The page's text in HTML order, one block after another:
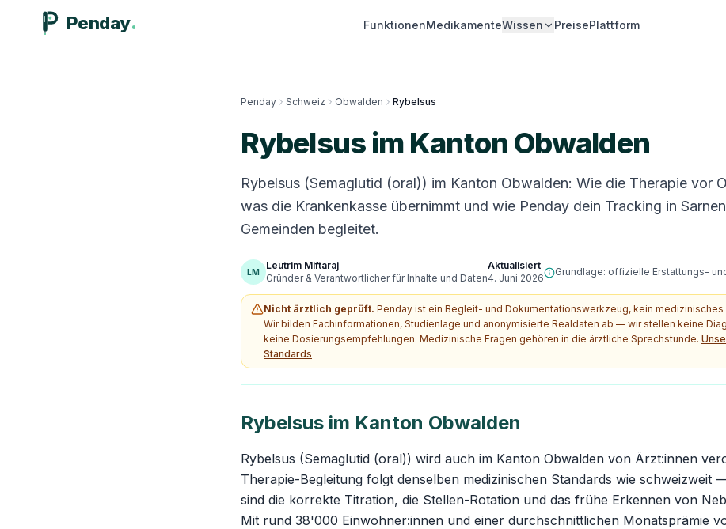
Penday FunktionenMedikamenteWissen PreisePlattform
Penday Schweiz Obwalden Rybelsus
Rybelsus im Kanton Obwalden
Rybelsus (Semaglutid (oral)) im Kanton Obwalden: Wie die Therapie vor
was die Krankenkasse übernimmt und wie Penday dein Tracking in
Gemeinden begleitet.
LM
Leutrim Miftaraj
Gründer & Verantwortlicher für Inhalte und Daten
Aktualisiert
4. Juni 2026
Grundlage: offizielle Erstattungs-
Nicht ärztlich geprüft. Penday ist ein Begleit- und Dokumentationswerkzeug, kein medizinisches
Wir bilden Fachinformationen, Studienlage und anonymisierte Realdaten ab — wir stellen keine
keine Dosierungsempfehlungen. Medizinische Fragen gehören in die ärztliche Sprechstunde.
Standards
Rybelsus im Kanton Obwalden
Rybelsus (Semaglutid (oral)) wird auch im Kanton Obwalden von Ärzt:innen
Therapie-Begleitung folgt denselben medizinischen Standards wie schweizweit
sind die korrekte Titration, die Stellen-Rotation und das frühe Erkennen von
Mit rund 38'000 Einwohner:innen und einer durchschnittlichen Monatsprämie